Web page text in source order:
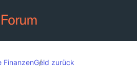
FinanzenGeld zurück